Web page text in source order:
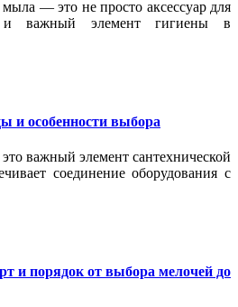
— это не просто аксессуар для
важный элемент гигиены в
и особенности выбора
важный элемент сантехнической
соединение оборудования с
и порядок от выбора мелочей до